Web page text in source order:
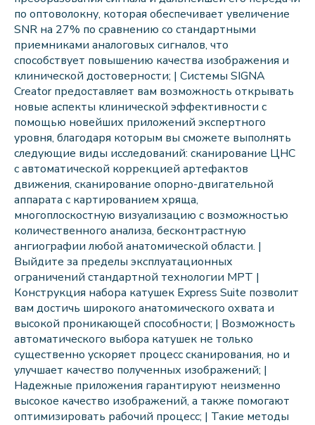
по оптоволокну, которая обеспечивает увеличение
SNR на 27% по сравнению со стандартными
приемниками аналоговых сигналов, что
способствует повышению качества изображения и
клинической достоверности; | Системы SIGNA
Creator предоставляет вам возможность открывать
новые аспекты клинической эффективности с
помощью новейших приложений экспертного
уровня, благодаря которым вы сможете выполнять
следующие виды исследований: сканирование ЦНС
с автоматической коррекцией артефактов
движения, сканирование опорно-двигательной
аппарата с картированием хряща,
многоплоскостную визуализацию с возможностью
количественного анализа, бесконтрастную
ангиографии любой анатомической области. |
Выйдите за пределы эксплуатационных
ограничений стандартной технологии МРТ |
Конструкция набора катушек Express Suite позволит
вам достичь широкого анатомического охвата и
высокой проникающей способности; | Возможность
автоматического выбора катушек не только
существенно ускоряет процесс сканирования, но и
улучшает качество полученных изображений; |
Надежные приложения гарантируют неизменно
высокое качество изображений, а также помогают
оптимизировать рабочий процесс; | Такие методы